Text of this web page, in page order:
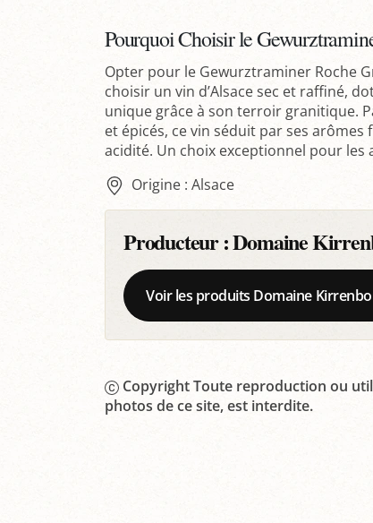
Pourquoi Choisir le
Opter pour le Gewurztraminer Roche
choisir un vin d’Alsace sec et raffiné,
unique grâce à son terroir granitique.
et épicés, ce vin séduit par ses arômes
acidité. Un choix exceptionnel pour
Origine : Alsace
Producteur :Domaine
Voir les produits Domaine
Copyright Toute reproduction ou
photos de ce site, est interdite.